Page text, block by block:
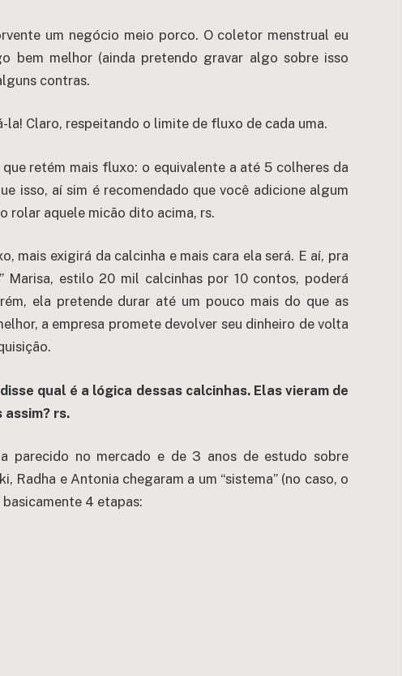
um negócio meio porco. O coletor menstrual eu
bem melhor (ainda pretendo gravar algo sobre isso
contras.
la! Claro, respeitando o limite de fluxo de cada uma.
retém mais fluxo: o equivalente a até 5 colheres da
isso, aí sim é recomendado que você adicione algum
rolar aquele micão dito acima, rs.
mais exigirá da calcinha e mais cara ela será. E aí, pra
Marisa, estilo 20 mil calcinhas por 10 contos, poderá
ela pretende durar até um pouco mais do que as
a empresa promete devolver seu dinheiro de volta
qual é a lógica dessas calcinhas. Elas vieram de
rs.
parecido no mercado e de 3 anos de estudo sobre
Radha e Antonia chegaram a um “sistema” (no caso, o
4 etapas: